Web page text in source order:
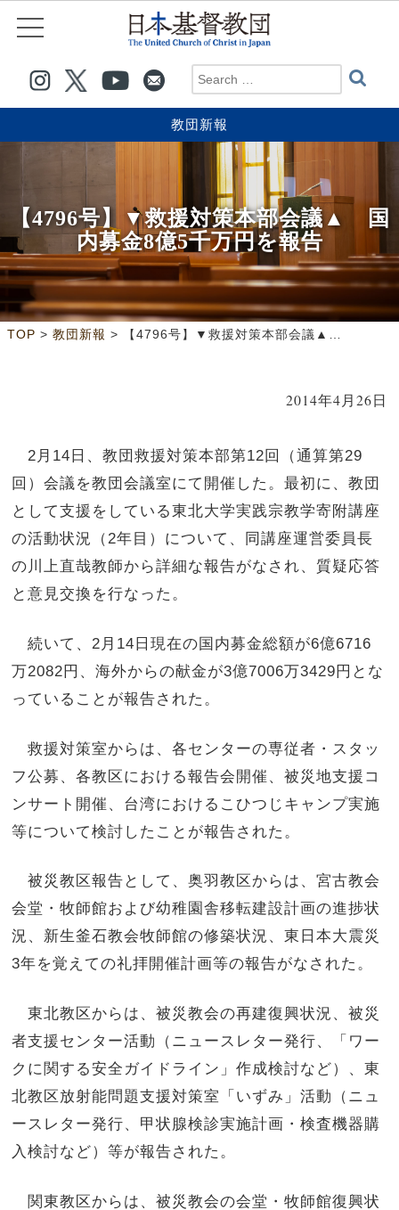
教団新報
【4796号】▼救援対策本部会議▲ 国
内募金8億5千万円を報告
TOP > 教団新報 > 【4796号】▼救援対策本部会議▲ 国内募金8億5千万円を報告
2014年4月26日
2月14日、教団救援対策本部第12回（通算第29
回）会議を教団会議室にて開催した。最初に、教団
として支援をしている東北大学実践宗教学寄附講座
の活動状況（2年目）について、同講座運営委員長
の川上直哉教師から詳細な報告がなされ、質疑応答
と意見交換を行なった。
続いて、2月14日現在の国内募金総額が6億6716
万2082円、海外からの献金が3億7006万3429円とな
っていることが報告された。
救援対策室からは、各センターの専従者・スタッ
フ公募、各教区における報告会開催、被災地支援コ
ンサート開催、台湾におけるこひつじキャンプ実施
等について検討したことが報告された。
被災教区報告として、奥羽教区からは、宮古教会
会堂・牧師館および幼稚園舎移転建設計画の進捗状
況、新生釜石教会牧師館の修築状況、東日本大震災
3年を覚えての礼拝開催計画等の報告がなされた。
東北教区からは、被災教会の再建復興状況、被災
者支援センター活動（ニュースレター発行、「ワー
クに関する安全ガイドライン」作成検討など）、東
北教区放射能問題支援対策室「いずみ」活動（ニュ
ースレター発行、甲状腺検診実施計画・検査機器購
入検討など）等が報告された。
関東教区からは、被災教会の会堂・牧師館復興状